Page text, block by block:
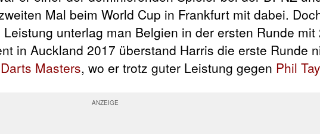
Mal beim World Cup in Frankfurt mit dabei.
unterlag man Belgien in der ersten Runde mit
in Auckland 2017 überstand Harris die erste Runde
Masters, wo er trotz guter Leistung gegen Phil